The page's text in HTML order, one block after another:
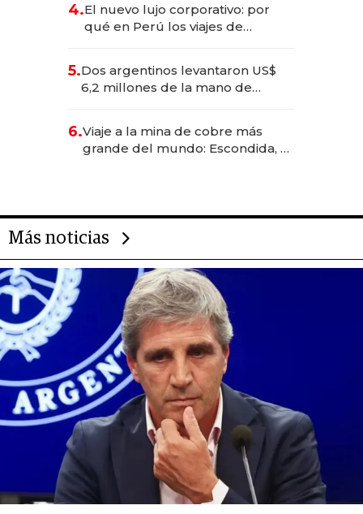
4.El nuevo lujo corporativo: por
qué en Perú los viajes de
para convertirse en experiencias
transformadoras
5.Dos argentinos levantaron US$
6,2 millones de la mano de
6.Viaje a la mina de cobre más
grande del mundo: Escondida, el
Más noticias